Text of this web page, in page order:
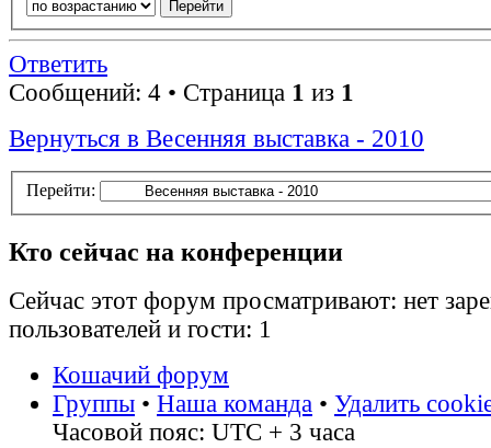
Ответить
Сообщений: 4 • Страница 1 из 1
Вернуться в Весенняя выставка - 2010
Перейти:
Кто сейчас на конференции
Сейчас этот форум просматривают: нет
пользователей и гости: 1
Кошачий форум
Группы • Наша команда • Удалить
Часовой пояс: UTC + 3 часа